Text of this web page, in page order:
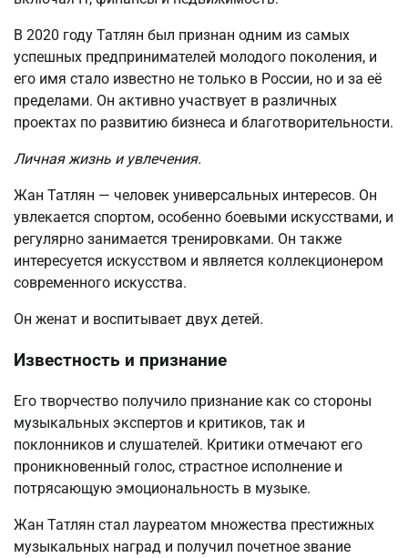
В 2020 году Татлян был признан одним из самых
успешных предпринимателей молодого поколения, и
его имя стало известно не только в России, но и за её
пределами. Он активно участвует в различных
проектах по развитию бизнеса и благотворительности.
Личная жизнь и увлечения.
Жан Татлян — человек универсальных интересов. Он
увлекается спортом, особенно боевыми искусствами, и
регулярно занимается тренировками. Он также
интересуется искусством и является коллекционером
современного искусства.
Он женат и воспитывает двух детей.
Известность и признание
Его творчество получило признание как со стороны
музыкальных экспертов и критиков, так и
поклонников и слушателей. Критики отмечают его
проникновенный голос, страстное исполнение и
потрясающую эмоциональность в музыке.
Жан Татлян стал лауреатом множества престижных
музыкальных наград и получил почетное звание